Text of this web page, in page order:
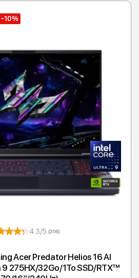
-10%
4.3/5 (316)
Acer Predator Helios 16 AI
275HX/32Go/1To SSD/RTX™